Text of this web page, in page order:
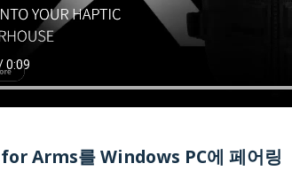
Arms를 Windows PC에 페어링